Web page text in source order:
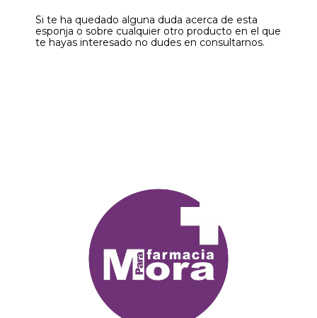
Si te ha quedado alguna duda acerca de esta
esponja o sobre cualquier otro producto en el que
te hayas interesado no dudes en consultarnos.